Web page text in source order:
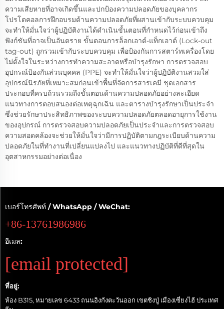
ความเสียหายที่อาจเกิดขึ้นและปกป้องความปลอดภัยของบุคลากร
โปรโตคอลการฝึกอบรมด้านความปลอดภัยที่ผสานเข้ากับระบบควบคุม
จะทำให้มั่นใจว่าผู้ปฏิบัติงานได้ดำเนินขั้นตอนที่กำหนดไว้ก่อนเข้าถึง
ฟังก์ชันที่อาจเป็นอันตราย ขั้นตอนการล็อกเอาต์-แท็กเอาต์ (Lock-out
tag-out) ถูกรวมเข้ากับระบบควบคุม เพื่อป้องกันการสตาร์ทเครื่องโดย
ไม่ตั้งใจในระหว่างการทำความสะอาดหรือบำรุงรักษา การตรวจสอบ
อุปกรณ์ป้องกันส่วนบุคคล (PPE) จะทำให้มั่นใจว่าผู้ปฏิบัติงานสวมใส่
อุปกรณ์นิรภัยที่เหมาะสมก่อนเข้าพื้นที่จัดการสารเคมี ชุดเอกสาร
ประกอบที่ครบถ้วนรวมถึงขั้นตอนด้านความปลอดภัยอย่างละเอียด
แนวทางการตอบสนองต่อเหตุฉุกเฉิน และตารางบำรุงรักษาเป็นประจำ
ซึ่งช่วยรักษาประสิทธิภาพของระบบความปลอดภัยตลอดอายุการใช้งาน
ของอุปกรณ์ การตรวจสอบความปลอดภัยเป็นประจำและการตรวจสอบ
ความสอดคล้องจะช่วยให้มั่นใจว่ามีการปฏิบัติตามกฎระเบียบด้านความ
ปลอดภัยในที่ทำงานที่เปลี่ยนแปลงไป และแนวทางปฏิบัติที่ดีที่สุดใน
อุตสาหกรรมอย่างต่อเนื่อง
เบอร์โทรศัพท์ / WhatsApp / WeChat:
+86-13761986986
อีเมล:
[email protected]
ที่อยู่:
ห้อง B315, หมายเลข 6433 ถนนอิงกังตะวันออก เขตชิงปู่ เมืองเซี่ยงไฮ้ ประเทศ